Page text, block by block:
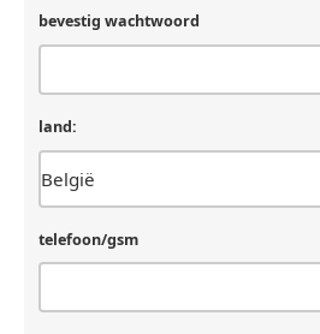
bevestig wachtwoord
land:
telefoon/gsm